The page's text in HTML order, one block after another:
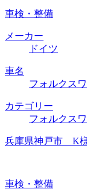
車検・整備
メーカー
ドイツ
車名
フォルクス
カテゴリー
フォルクス
兵庫県神戸市 K
車検・整備